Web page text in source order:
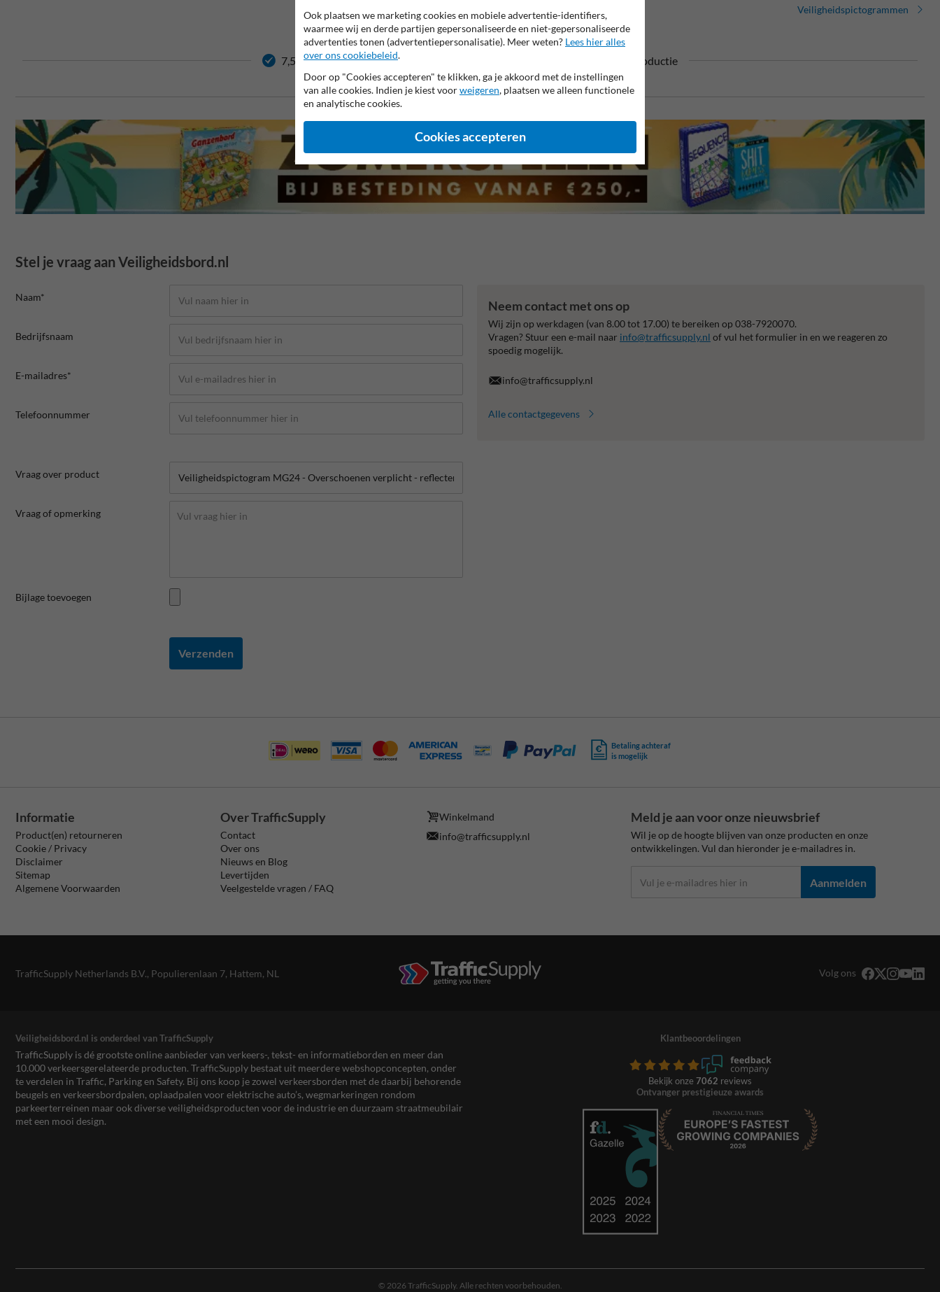
Veiligheidspictogrammen
7,5 jaar garantie op reflecterende folie Eigen productie
Stel je vraag aan Veiligheidsbord.nl
Naam*
Bedrijfsnaam
E-mailadres*
Telefoonnummer
Vraag over product
Vraag of opmerking
Bijlage toevoegen
Verzenden
Neem contact met ons op
Wij zijn op werkdagen (van 8.00 tot 17.00) te bereiken op 038-7920070.
Vragen? Stuur een e-mail naar info@trafficsupply.nl of vul het formulier in en we reageren zo
spoedig mogelijk.
info@trafficsupply.nl
Alle contactgegevens
Betaling achteraf
is mogelijk
Informatie
Product(en) retourneren
Cookie / Privacy
Disclaimer
Sitemap
Algemene Voorwaarden
Over TrafficSupply
Contact
Over ons
Nieuws en Blog
Levertijden
Veelgestelde vragen / FAQ
Winkelmand
info@trafficsupply.nl
Meld je aan voor onze nieuwsbrief
Wil je op de hoogte blijven van onze producten en onze
ontwikkelingen. Vul dan hieronder je e-mailadres in.
Aanmelden
TrafficSupply Netherlands B.V., Populierenlaan 7, Hattem, NL Volg ons
Veiligheidsbord.nl is onderdeel van TrafficSupply
TrafficSupply is dé grootste online aanbieder van verkeers-, tekst- en informatieborden en meer dan
10.000 verkeersgerelateerde producten. TrafficSupply bestaat uit meerdere webshopconcepten, onder
te verdelen in Traffic, Parking en Safety. Bij ons koop je zowel verkeersborden met de daarbij behorende
beugels en verkeersbordpalen, oplaadpalen voor elektrische auto’s, wegmarkeringen rondom
parkeerterreinen maar ook diverse veiligheidsproducten voor de industrie en duurzaam straatmeubilair
met een mooi design.
Klantbeoordelingen
Bekijk onze 7062 reviews
Ontvanger prestigieuze awards
© 2026 TrafficSupply. Alle rechten voorbehouden.
Ook plaatsen we marketing cookies en mobiele advertentie-identifiers,
waarmee wij en derde partijen gepersonaliseerde en niet-gepersonaliseerde
advertenties tonen (advertentiepersonalisatie). Meer weten? Lees hier alles
over ons cookiebeleid.
Door op "Cookies accepteren" te klikken, ga je akkoord met de instellingen
van alle cookies. Indien je kiest voorweigeren, plaatsen we alleen functionele
en analytische cookies.
Cookies accepteren